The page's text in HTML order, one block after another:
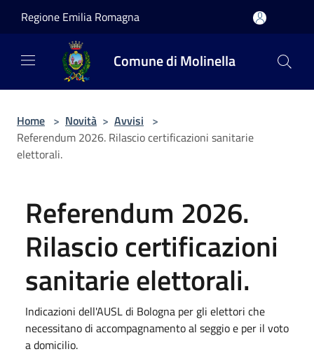
Regione Emilia Romagna
Comune di Molinella
Home > Novità > Avvisi >
Referendum 2026. Rilascio certificazioni sanitarie
elettorali.
Referendum 2026.
Rilascio certificazioni
sanitarie elettorali.
Indicazioni dell'AUSL di Bologna per gli elettori che
necessitano di accompagnamento al seggio e per il voto
a domicilio.